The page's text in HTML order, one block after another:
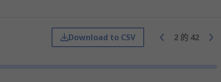
调。
流冲击。
、惯性运行等提供缓冲时间。
Download to CSV 2 的 42